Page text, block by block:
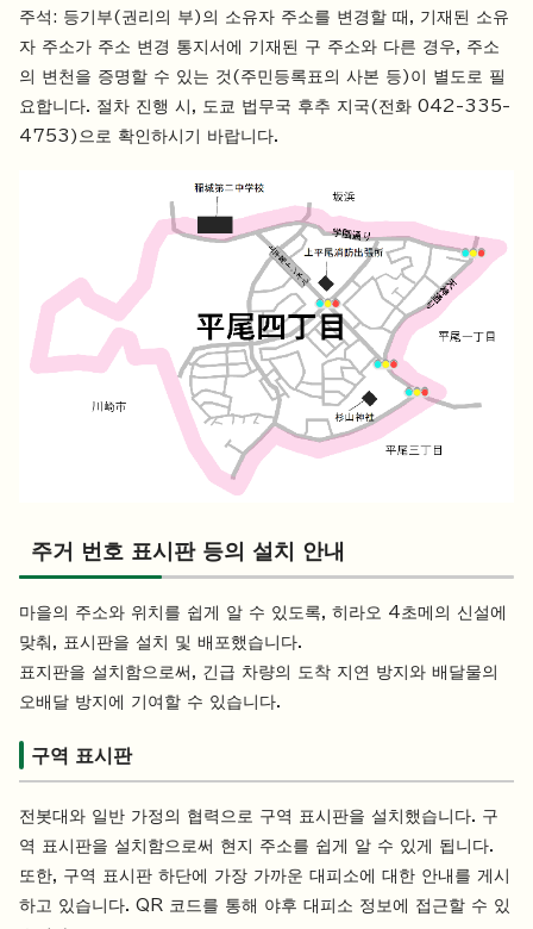
주석: 등기부(권리의 부)의 소유자 주소를 변경할 때, 기재된 소유
자 주소가 주소 변경 통지서에 기재된 구 주소와 다른 경우, 주소
의 변천을 증명할 수 있는 것(주민등록표의 사본 등)이 별도로 필
요합니다. 절차 진행 시, 도쿄 법무국 후추 지국(전화 042-335-
4753)으로 확인하시기 바랍니다.
주거 번호 표시판 등의 설치 안내
마을의 주소와 위치를 쉽게 알 수 있도록, 히라오 4초메의 신설에
맞춰, 표시판을 설치 및 배포했습니다.
표지판을 설치함으로써, 긴급 차량의 도착 지연 방지와 배달물의
오배달 방지에 기여할 수 있습니다.
구역 표시판
전봇대와 일반 가정의 협력으로 구역 표시판을 설치했습니다. 구
역 표시판을 설치함으로써 현지 주소를 쉽게 알 수 있게 됩니다.
또한, 구역 표시판 하단에 가장 가까운 대피소에 대한 안내를 게시
하고 있습니다. QR 코드를 통해 야후 대피소 정보에 접근할 수 있